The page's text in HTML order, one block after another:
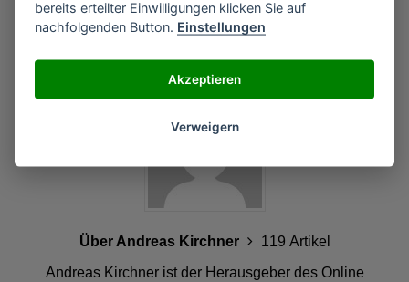
Montag bis Freitag: 12 Uhr bis Feierabend
Samstag und Sonntag: 11 Uhr bis Feierabend
Über Andreas Kirchner
119 Artikel
Andreas Kirchner ist der Herausgeber des Online
bereits erteilter Einwilligungen klicken Sie auf
nachfolgenden Button. Einstellungen
Akzeptieren
Verweigern